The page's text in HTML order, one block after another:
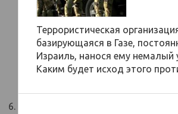
Террористическая
базирующаяся в Газе,
Израиль, нанося ему немалый
Каким будет исход этого